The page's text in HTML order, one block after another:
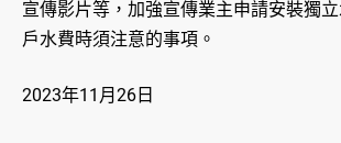
宣傳影片等，加強宣傳業主申請安裝獨
戶水費時須注意的事項。
2023年11月26日